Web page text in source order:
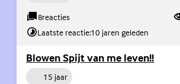
8reacties
Laatste reactie:10 jaren geleden
Blowen Spijt van me leven!!
Persoon15 jaar